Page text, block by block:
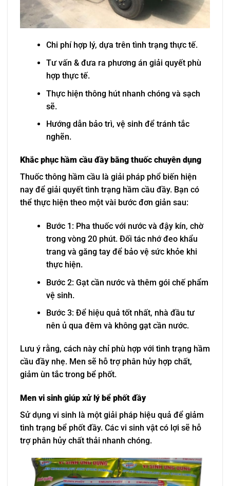
Chi phí hợp lý, dựa trên tình trạng thực tế.
Tư vấn & đưa ra phương án giải quyết phù
hợp thực tế.
Thực hiện thông hút nhanh chóng và sạch
sẽ.
Hướng dẫn bảo trì, vệ sinh để tránh tắc
nghẽn.
Khắc phục hầm cầu đầy bằng thuốc chuyên dụng
Thuốc thông hầm cầu là giải pháp phổ biến hiện
nay để giải quyết tình trạng hầm cầu đầy. Bạn có
thể thực hiện theo một vài bước đơn giản sau:
Bước 1: Pha thuốc với nước và đậy kín, chờ
trong vòng 20 phút. Đối tác nhớ đeo khẩu
trang và găng tay để bảo vệ sức khỏe khi
thực hiện.
Bước 2: Gạt cần nước và thêm gói chế phẩm
vệ sinh.
Bước 3: Để hiệu quả tốt nhất, nhà đầu tư
nên ủ qua đêm và không gạt cần nước.
Lưu ý rằng, cách này chỉ phù hợp với tình trạng hầm
cầu đầy nhẹ. Men sẽ hỗ trợ phân hủy hợp chất,
giảm ùn tắc trong bể phốt.
Men vi sinh giúp xử lý bể phốt đầy
Sử dụng vi sinh là một giải pháp hiệu quả để giảm
tình trạng bể phốt đầy. Các vi sinh vật có lợi sẽ hỗ
trợ phân hủy chất thải nhanh chóng.